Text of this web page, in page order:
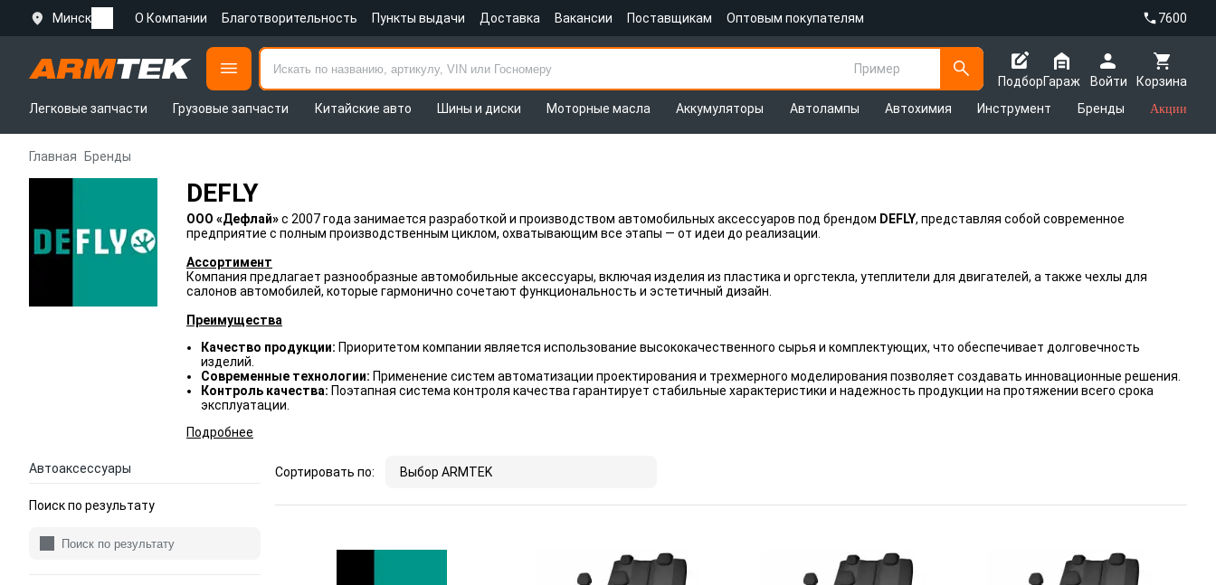
Минск О Компании Благотворительность Пункты выдачи Доставка Вакансии Поставщикам Оптовым покупателям 7600
Пример
Подбор
Корзина
Гараж
Войти
Легковые запчасти
Грузовые запчасти Китайские авто Шины и диски Моторные масла Аккумуляторы Автолампы Автохимия Инструмент Бренды Акции
Главная Бренды
DEFLY
ООО «Дефлай»с 2007 года занимается разработкой и производством автомобильных аксессуаров под брендом DEFLY, представляя собой современное
предприятие с полным производственным циклом, охватывающим все этапы — от идеи до реализации.
Ассортимент
Компания предлагает разнообразные автомобильные аксессуары, включая изделия из пластика и оргстекла, утеплители для двигателей, а также чехлы для
салонов автомобилей, которые гармонично сочетают функциональность и эстетичный дизайн.
Преимущества
Качество продукции: Приоритетом компании является использование высококачественного сырья и комплектующих, что обеспечивает долговечность
изделий.
Современные технологии: Применение систем автоматизации проектирования и трехмерного моделирования позволяет создавать инновационные решения.
Контроль качества: Поэтапная система контроля качества гарантирует стабильные характеристики и надежность продукции на протяжении всего срока
эксплуатации.
Подробнее
Автоаксессуары
Поиск по результату
Сортировать по: Выбор ARMTEK